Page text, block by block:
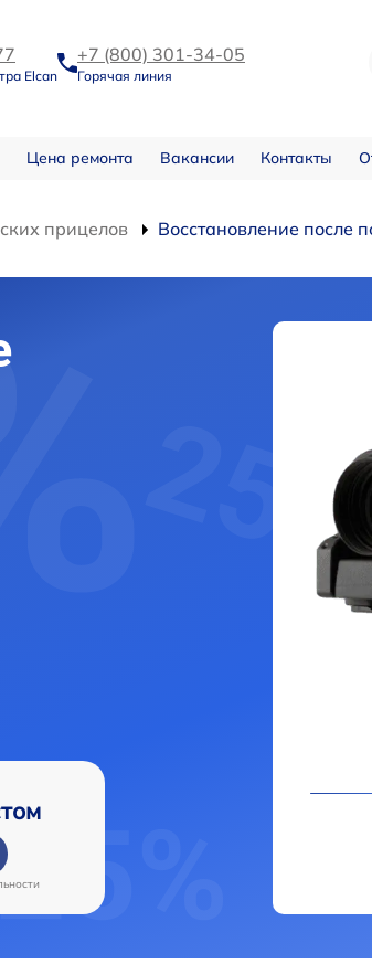
Elcan
+7 (800) 301-34-05
Горячая линия
Цена ремонта Вакансии Контакты
прицелов Восстановление после